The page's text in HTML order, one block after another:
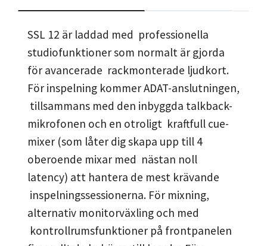
SSL 12 är laddad med professionella
studiofunktioner som normalt är gjorda
för avancerade rackmonterade ljudkort.
För inspelning kommer ADAT-anslutningen,
tillsammans med den inbyggda talkback-
mikrofonen och en otroligt kraftfull cue-
mixer (som låter dig skapa upp till 4
oberoende mixar med nästan noll
latency) att hantera de mest krävande
inspelningssessionerna. För mixning,
alternativ monitorväxling och med
kontrollrumsfunktioner på frontpanelen